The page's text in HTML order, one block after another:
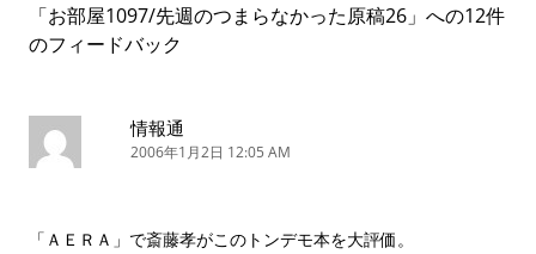
ゲ
ョ
「お部屋1097/先週のつまらなかった原稿26 」への12件
のフィードバック
情報通
2006年1月2日 12:05 AM
「ＡＥＲＡ」で斎藤孝がこのトンデモ本を大評価。